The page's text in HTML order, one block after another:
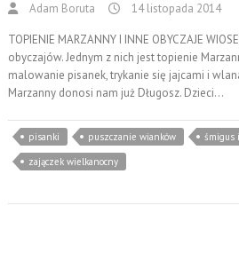
Adam Boruta 14 listopada 2014
TOPIENIE MARZANNY I INNE OBYCZAJE
obyczajów. Jednym z nich jest topienie
malowanie pisanek, trykanie się jajcami i
Marzanny donosi nam już Długosz. Dzieci…
pisanki puszczanie wianków śmigus
zajączek wielkanocny